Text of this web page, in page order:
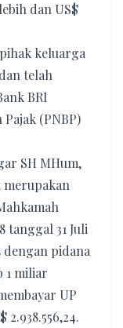
dan US$
keluarga
telah
BRI
(PNBP)
SH MHum,
merupakan
tanggal 31 Juli
pidana
1 miliar
UP
2.938.556,24.